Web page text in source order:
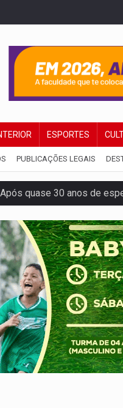
ESPORTES
PUBLICAÇÕES LEGAIS
quase 30 anos de
Rondônia estreia na
Mouza esclarece 'erro de
servidores pelo
DE LICITAÇÃO:
mais de uma
Confira os sorteados
é filmado furtando
Nova Mamoré terá seu